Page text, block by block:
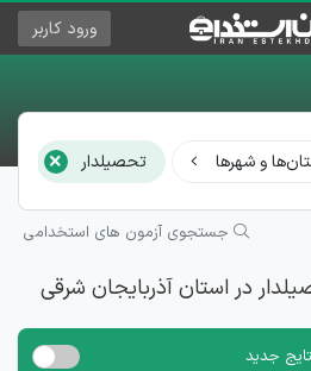
ورود کاربر
و شهرها تحصیلدار ×
جستجوی آزمون های استخدامی
در استان آذربایجان شرقی
جدید